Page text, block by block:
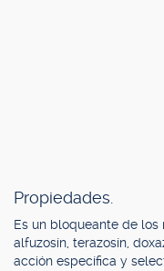
Propiedades.
Es un bloqueante de los
alfuzosín, terazosín,
acción específica y